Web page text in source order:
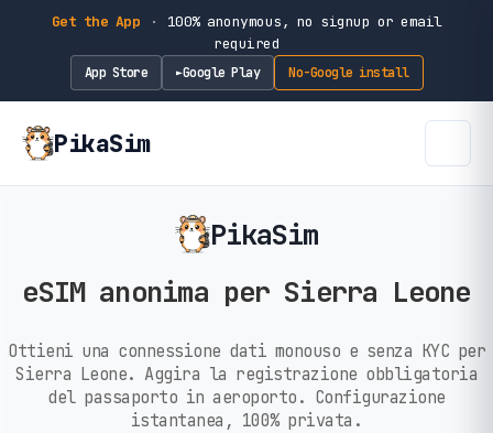
Get the App ·
100% anonymous, no signup or email
required
App Store ►Google Play No-Google install
PikaSim
PikaSim
eSIM anonima per Sierra Leone
Ottieni una connessione dati monouso e senza KYC per
Sierra Leone. Aggira la registrazione obbligatoria
del passaporto in aeroporto. Configurazione
istantanea, 100% privata.